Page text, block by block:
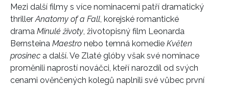
Mezi další filmy s více nominacemi patří dramatický
thriller Anatomy of a Fall , korejské romantické
drama Minulé životy , životopisný film Leonarda
Bernsteina Maestro nebo temná komedie Květen
prosinec a další. Ve Zlaté glóby však své nominace
proměnili naprostí nováčci, kteří narozdíl od svých
cenami ověnčených kolegů naplnili své vůbec první